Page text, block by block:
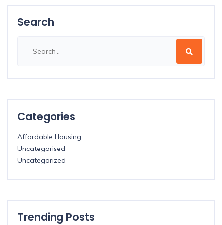
Search
Categories
Affordable Housing
Uncategorised
Uncategorized
Trending Posts